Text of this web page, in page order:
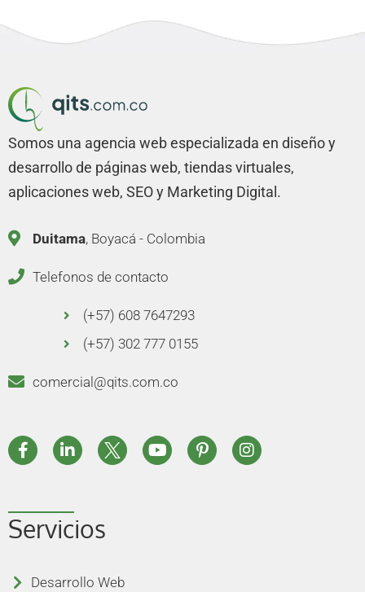
Somos una agencia web especializada en diseño y
desarrollo de páginas web, tiendas virtuales,
aplicaciones web, SEO y Marketing Digital.
Duitama, Boyacá - Colombia
Telefonos de contacto
(+57) 608 7647293
(+57) 302 777 0155
comercial@qits.com.co
Servicios
Desarrollo Web